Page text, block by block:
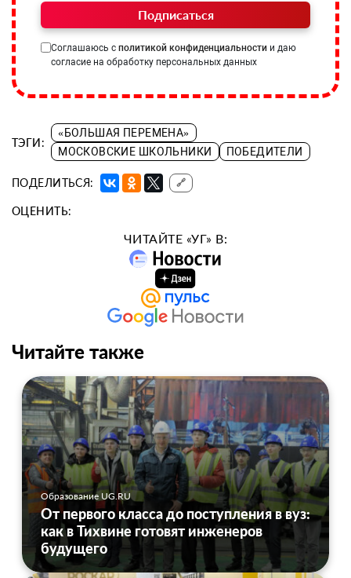
Подписаться
Соглашаюсь с политикой конфиденциальности и даю
согласие на обработку персональных данных
ТЭГИ:
«БОЛЬШАЯ ПЕРЕМЕНА»
МОСКОВСКИЕ ШКОЛЬНИКИ
ПОБЕДИТЕЛИ
ПОДЕЛИТЬСЯ: 🔗
ОЦЕНИТЬ:
ЧИТАЙТЕ «УГ» В:
Читайте также
Образование UG.RU
От первого класса до поступления в вуз:
как в Тихвине готовят инженеров
будущего